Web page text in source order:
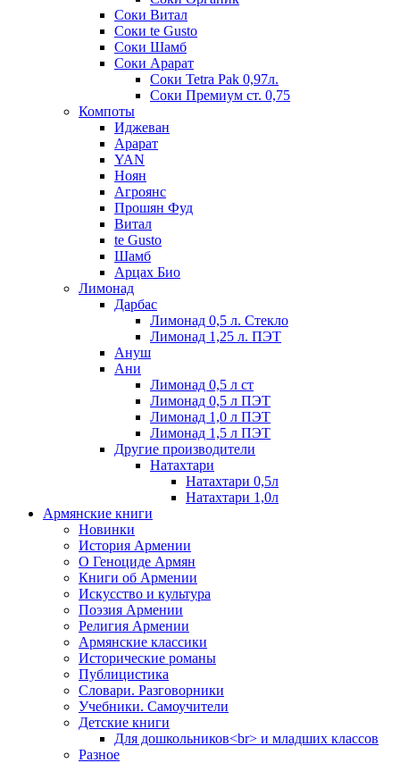
Соки Витал
Соки te Gusto
Соки Шамб
Соки Арарат
Соки Tetra Pak 0,97л.
Соки Премиум ст. 0,75
Компоты
Иджеван
Арарат
YAN
Ноян
Агроянс
Прошян Фуд
Витал
te Gusto
Шамб
Арцах Био
Лимонад
Дарбас
Лимонад 0,5 л. Стекло
Лимонад 1,25 л. ПЭТ
Ануш
Ани
Лимонад 0,5 л ст
Лимонад 0,5 л ПЭТ
Лимонад 1,0 л ПЭТ
Лимонад 1,5 л ПЭТ
Другие производители
Натахтари
Натахтари 0,5л
Натахтари 1,0л
Армянские книги
Новинки
История Армении
О Геноциде Армян
Книги об Армении
Иcкусство и культура
Поэзия Армении
Религия Армении
Армянские классики
Исторические романы
Публицистика
Словари. Разговорники
Учебники. Самоучители
Детские книги
Для дошкольников<br> и младших классов
Разное